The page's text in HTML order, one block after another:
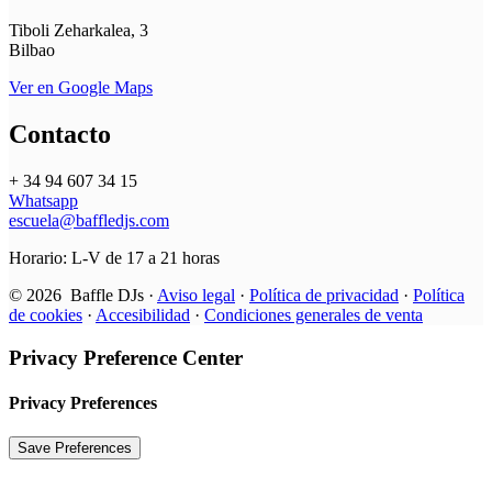
Tiboli Zeharkalea, 3
Bilbao
Ver en Google Maps
Contacto
+ 34 94 607 34 15
Whatsapp
escuela@baffledjs.com
Horario: L-V de 17 a 21 horas
© 2026 Baffle DJs · Aviso legal · Política de privacidad · Política
de cookies · Accesibilidad · Condiciones generales de venta
Privacy Preference Center
Privacy Preferences